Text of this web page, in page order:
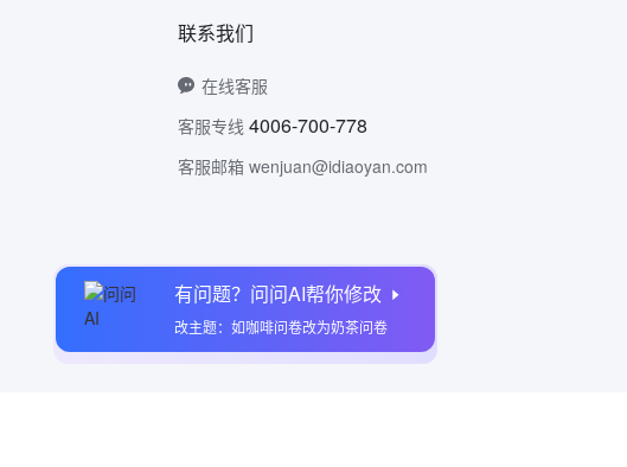
有问题？问问AI帮你修改
改主题：如咖啡问卷改为奶茶问卷
联系我们
在线客服
客服专线 4006-700-778
客服邮箱 wenjuan@idiaoyan.com
问卷网公众号